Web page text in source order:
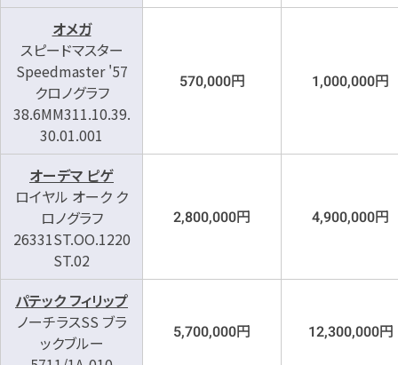
オメガ
スピードマスター
Speedmaster '57
クロノグラフ
38.6MM311.10.39.
30.01.001
570,000円 1,000,000円
オーデマ ピゲ
ロイヤル オーク ク
ロノグラフ
26331ST.OO.1220
ST.02
2,800,000円 4,900,000円
パテック フィリップ
ノーチラスSS ブラ
ックブルー
5,700,000円 12,300,000円